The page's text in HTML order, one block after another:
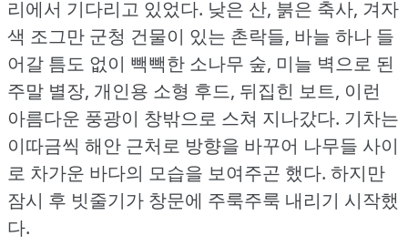
리에서 기다리고 있었다. 낮은 산, 붉은 축사, 겨자
색 조그만 군청 건물이 있는 촌락들, 바늘 하나 들
어갈 틈도 없이 빽빽한 소나무 숲, 미늘 벽으로 된
주말 별장, 개인용 소형 후드, 뒤집힌 보트, 이런
아름다운 풍광이 창밖으로 스쳐 지나갔다. 기차는
이따금씩 해안 근처로 방향을 바꾸어 나무들 사이
로 차가운 바다의 모습을 보여주곤 했다. 하지만
잠시 후 빗줄기가 창문에 주룩주룩 내리기 시작했
다.